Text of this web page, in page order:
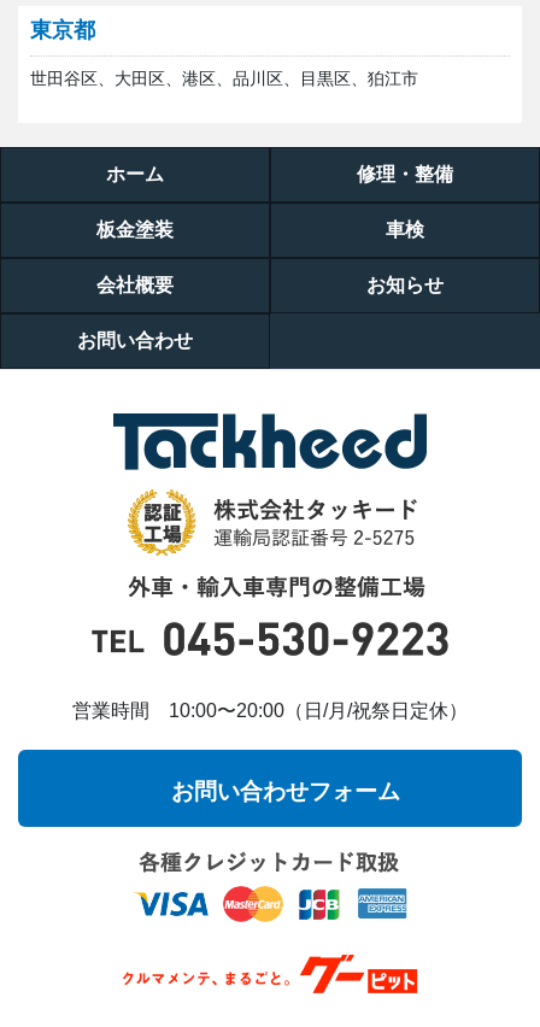
東京都
世田谷区、大田区、港区、品川区、目黒区、狛江市
営業時間 10:00〜20:00（日/月/祝祭日定休）
お問い合わせフォーム
ホーム 修理・整備
板金塗装 車検
会社概要 お知らせ
お問い合わせ